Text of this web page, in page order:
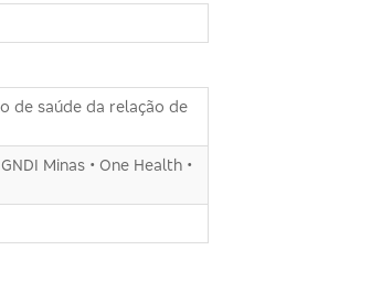
de saúde da relação de
Minas • One Health •